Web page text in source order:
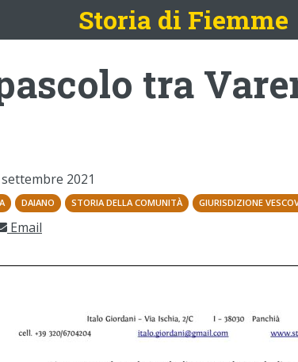
Storia di Fiemme
tra
2021
DAIANO STORIA DELLA COMUNITÀ GIURISDIZIONE
Email